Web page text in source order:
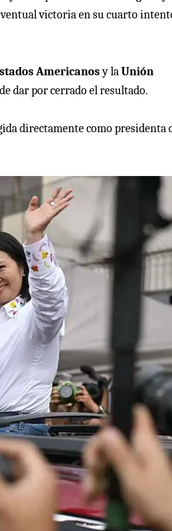
victoria en su cuarto
Americanosy la Unión
dar por cerrado el resultado.
directamente como presidenta